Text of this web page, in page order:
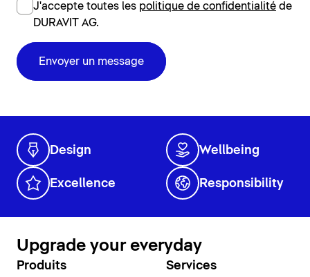
J'accepte toutes les politique de confidentialité de
DURAVIT AG.
Envoyer un message
Design Wellbeing
Excellence Responsibility
Upgrade your everyday
Produits Services